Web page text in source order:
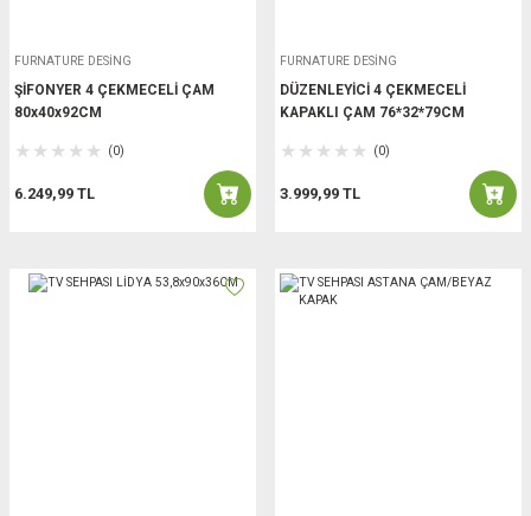
FURNATURE DESİNG
ŞİFONYER 4 ÇEKMECELİ ÇAM
80x40x92CM
(0)
6.249,99 TL
FURNATURE DESİNG
DÜZENLEYİCİ 4 ÇEKMECELİ
KAPAKLI ÇAM 76*32*79CM
(0)
3.999,99 TL